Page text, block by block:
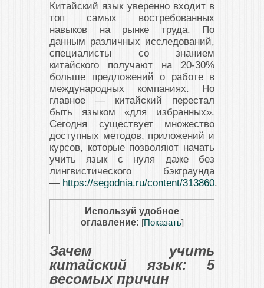
Китайский язык уверенно входит в
топ самых востребованных
навыков на рынке труда. По
данным различных исследований,
специалисты со знанием
китайского получают на 20-30%
больше предложений о работе в
международных компаниях. Но
главное — китайский перестал
быть языком «для избранных».
Сегодня существует множество
доступных методов, приложений и
курсов, которые позволяют начать
учить язык с нуля даже без
лингвистического бэкграунда
— https://segodnia.ru/content/313860.
Используй удобное
оглавление: [Показать]
Зачем учить
китайский язык: 5
весомых причин